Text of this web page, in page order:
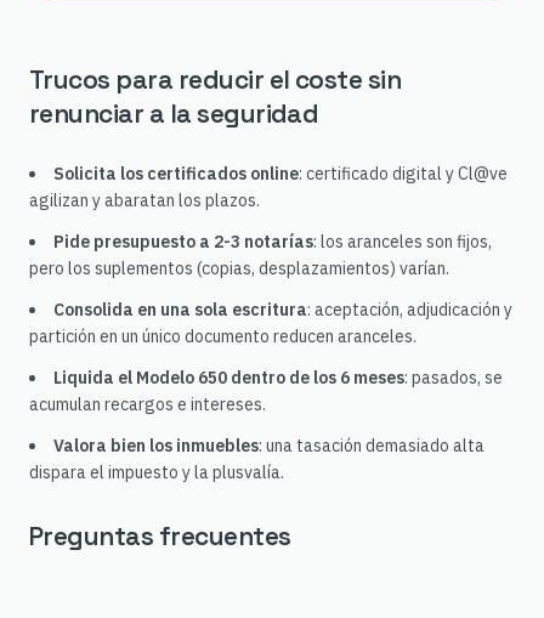
Trucos para reducir el coste sin
renunciar a la seguridad
Solicita los certificados online: certificado digital y Cl@ve
agilizan y abaratan los plazos.
Pide presupuesto a 2-3 notarías: los aranceles son fijos,
pero los suplementos (copias, desplazamientos) varían.
Consolida en una sola escritura: aceptación, adjudicación y
partición en un único documento reducen aranceles.
Liquida el Modelo 650 dentro de los 6 meses: pasados, se
acumulan recargos e intereses.
Valora bien los inmuebles: una tasación demasiado alta
dispara el impuesto y la plusvalía.
Preguntas frecuentes